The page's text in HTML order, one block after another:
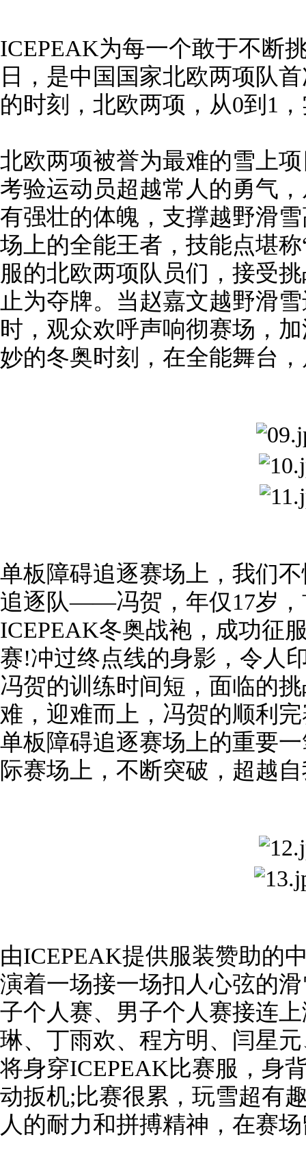
ICEPEAK为每一个敢于不断
日，是中国国家北欧两项队
的时刻，北欧两项，从0到1
北欧两项被誉为最难的雪上
考验运动员超越常人的勇气
有强壮的体魄，支撑越野滑
场上的全能王者，技能点堪
服的北欧两项队员们，接受
止为夺牌。当赵嘉文越野滑
时，观众欢呼声响彻赛场，
妙的冬奥时刻，在全能舞台
单板障碍追逐赛场上，我们
追逐队——冯贺，年仅17岁，
ICEPEAK冬奥战袍，成功征
赛!冲过终点线的身影，令人
冯贺的训练时间短，面临的
难，迎难而上，冯贺的顺利
单板障碍追逐赛场上的重要
际赛场上，不断突破，超越
由ICEPEAK提供服装赞助的
演着一场接一场扣人心弦的
子个人赛、男子个人赛接连
琳、丁雨欢、程方明、闫星
将身穿ICEPEAK比赛服，身
动扳机;比赛很累，玩雪超有
人的耐力和拼搏精神，在赛